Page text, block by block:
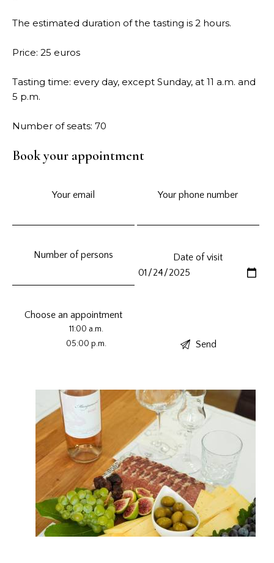
The estimated duration of the tasting is 2 hours.
Price: 25 euros
Tasting time: every day, except Sunday, at 11 a.m. and
5 p.m.
Number of seats: 70
Book your appointment
Your email Your phone number
Number of persons Date of visit
Choose an appointment
11:00 a.m.
05:00 p.m.